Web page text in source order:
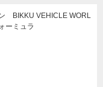
BIKKU VEHICLE WORL
ーミュラ